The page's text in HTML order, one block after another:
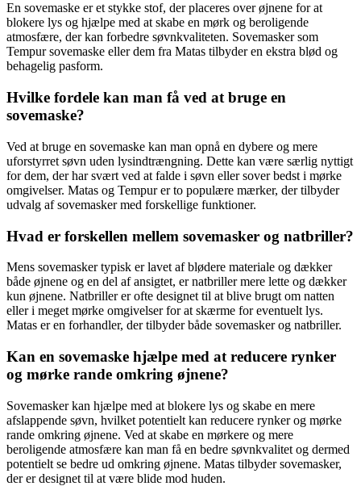
En sovemaske er et stykke stof, der placeres over øjnene for at
blokere lys og hjælpe med at skabe en mørk og beroligende
atmosfære, der kan forbedre søvnkvaliteten. Sovemasker som
Tempur sovemaske eller dem fra Matas tilbyder en ekstra blød og
behagelig pasform.
Hvilke fordele kan man få ved at bruge en
sovemaske?
Ved at bruge en sovemaske kan man opnå en dybere og mere
uforstyrret søvn uden lysindtrængning. Dette kan være særlig nyttigt
for dem, der har svært ved at falde i søvn eller sover bedst i mørke
omgivelser. Matas og Tempur er to populære mærker, der tilbyder
udvalg af sovemasker med forskellige funktioner.
Hvad er forskellen mellem sovemasker og natbriller?
Mens sovemasker typisk er lavet af blødere materiale og dækker
både øjnene og en del af ansigtet, er natbriller mere lette og dækker
kun øjnene. Natbriller er ofte designet til at blive brugt om natten
eller i meget mørke omgivelser for at skærme for eventuelt lys.
Matas er en forhandler, der tilbyder både sovemasker og natbriller.
Kan en sovemaske hjælpe med at reducere rynker
og mørke rande omkring øjnene?
Sovemasker kan hjælpe med at blokere lys og skabe en mere
afslappende søvn, hvilket potentielt kan reducere rynker og mørke
rande omkring øjnene. Ved at skabe en mørkere og mere
beroligende atmosfære kan man få en bedre søvnkvalitet og dermed
potentielt se bedre ud omkring øjnene. Matas tilbyder sovemasker,
der er designet til at være blide mod huden.